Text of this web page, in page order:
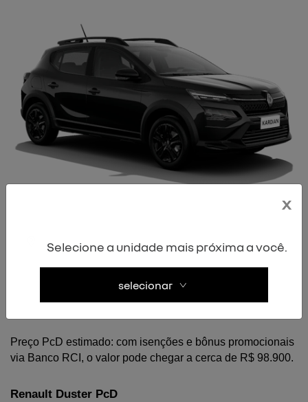
aliado ao câmbio automático de dupla embreagem, sendo
Preço PcD estimado: com isenções e bônus promocionais
via Banco RCI, o valor pode chegar a cerca de R$ 98.900.
Renault Duster PcD
x
Selecione a unidade mais próxima a você.
selecionar